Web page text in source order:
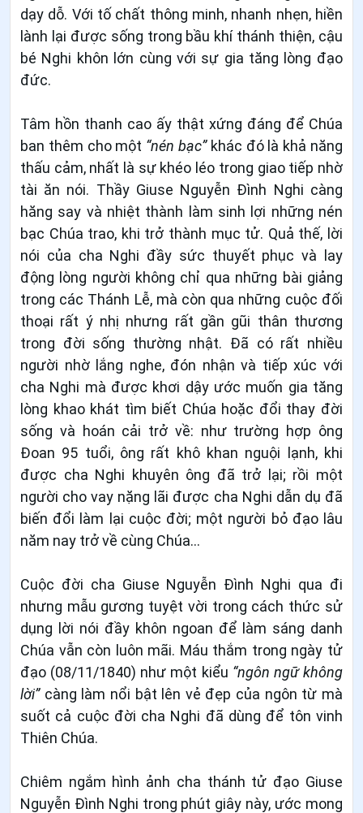
dạy dỗ. Với tố chất thông minh, nhanh nhẹn, hiền
lành lại được sống trong bầu khí thánh thiện, cậu
bé Nghi khôn lớn cùng với sự gia tăng lòng đạo
đức.
Tâm hồn thanh cao ấy thật xứng đáng để Chúa
ban thêm cho một “nén bạc”khác đó là khả năng
thấu cảm, nhất là sự khéo léo trong giao tiếp nhờ
tài ăn nói. Thầy Giuse Nguyễn Đình Nghi càng
hăng say và nhiệt thành làm sinh lợi những nén
bạc Chúa trao, khi trở thành mục tử. Quả thế, lời
nói của cha Nghi đầy sức thuyết phục và lay
động lòng người không chỉ qua những bài giảng
trong các Thánh Lễ, mà còn qua những cuộc đối
thoại rất ý nhị nhưng rất gần gũi thân thương
trong đời sống thường nhật. Đã có rất nhiều
người nhờ lắng nghe, đón nhận và tiếp xúc với
cha Nghi mà được khơi dậy ước muốn gia tăng
lòng khao khát tìm biết Chúa hoặc đổi thay đời
sống và hoán cải trở về: như trường hợp ông
Đoan 95 tuổi, ông rất khô khan nguội lạnh, khi
được cha Nghi khuyên ông đã trở lại; rồi một
người cho vay nặng lãi được cha Nghi dẫn dụ đã
biến đổi làm lại cuộc đời; một người bỏ đạo lâu
năm nay trở về cùng Chúa…
Cuộc đời cha Giuse Nguyễn Đình Nghi qua đi
nhưng mẫu gương tuyệt vời trong cách thức sử
dụng lời nói đầy khôn ngoan để làm sáng danh
Chúa vẫn còn luôn mãi. Máu thắm trong ngày tử
đạo (08/11/1840) như một kiểu “ngôn ngữ không
lời”càng làm nổi bật lên vẻ đẹp của ngôn từ mà
suốt cả cuộc đời cha Nghi đã dùng để tôn vinh
Thiên Chúa.
Chiêm ngắm hình ảnh cha thánh tử đạo Giuse
Nguyễn Đình Nghi trong phút giây này, ước mong